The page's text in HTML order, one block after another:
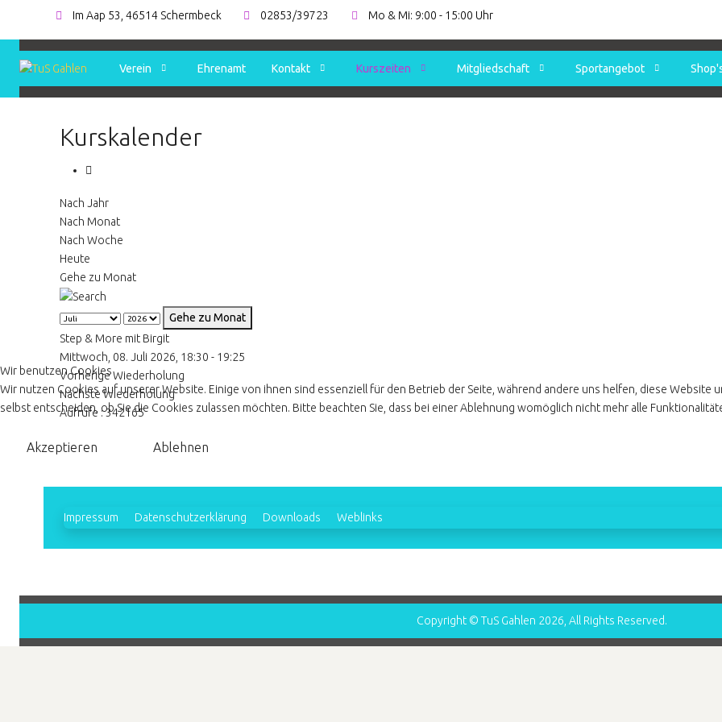
Im Aap 53, 46514 Schermbeck 02853/39723 Mo & Mi: 9:00 - 15:00 Uhr
Verein Ehrenamt Kontakt Kurszeiten Mitgliedschaft Sportangebot
Kurskalender
Nach Jahr
Nach Monat
Nach Woche
Heute
Gehe zu Monat
Gehe zu Monat
Step & More mit Birgit
Mittwoch, 08. Juli 2026, 18:30 - 19:25
Vorherige Wiederholung
Nächste Wiederholung
Aufrufe : 342165
Impressum Datenschutzerklärung Downloads Weblinks
Copyright © TuS Gahlen 2026, All Rights Reserved.
Wir benutzen Cookies
Wir nutzen Cookies auf unserer Website. Einige von ihnen sind essenziell für den Betrieb der Seite, während andere uns helfen, diese Website
selbst entscheiden, ob Sie die Cookies zulassen möchten. Bitte beachten Sie, dass bei einer Ablehnung womöglich nicht mehr alle
Akzeptieren Ablehnen